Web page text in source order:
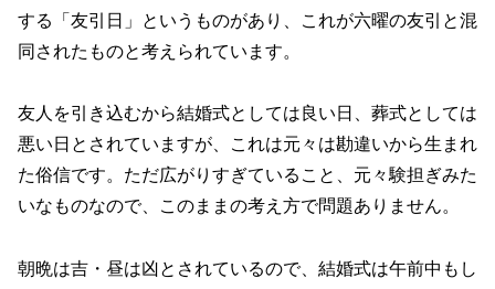
する「友引日」というものがあり、これが六曜の友引と混
同されたものと考えられています。
友人を引き込むから結婚式としては良い日、葬式としては
悪い日とされていますが、これは元々は勘違いから生まれ
た俗信です。ただ広がりすぎていること、元々験担ぎみた
いなものなので、このままの考え方で問題ありません。
朝晩は吉・昼は凶とされているので、結婚式は午前中もし